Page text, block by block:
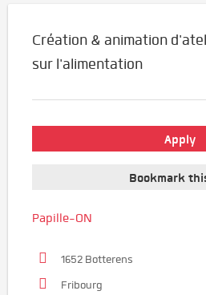
Création & animation
sur l'alimentation
Apply
Bookmark
Papille-ON
1652 Botterens
Fribourg